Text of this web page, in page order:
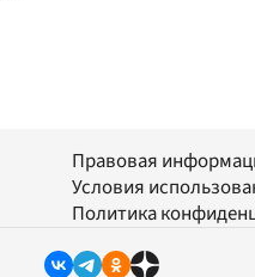
Правовая
Условия
Политика